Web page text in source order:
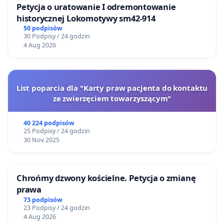
Petycja o uratowanie I odremontowanie
historycznej Lokomotywy sm42-914
50 podpisów
30 Podpisy / 24 godzin
4 Aug 2026
List poparcia dla "Karty praw pacjenta do kontaktu
ze zwierzęciem towarzyszącym"
40 224 podpisów
25 Podpisy / 24 godzin
30 Nov 2025
Chrońmy dzwony kościelne. Petycja o zmianę
prawa
73 podpisów
23 Podpisy / 24 godzin
4 Aug 2026